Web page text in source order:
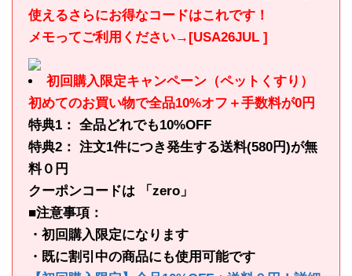
使えるさらにお得なコードはこれです！
メモってご利用ください→[USA26JUL ]
初回購入限定キャンペーン（ペットくすり）
初めてのお買い物で全品10%オフ＋手数料が0円
特典1： 全品どれでも10%OFF
特典2： 注文1件につき発生する送料(580円)が無
料０円
クーポンコードは 「zero」
■注意事項：
・初回購入限定になります
・既に割引中の商品にも使用可能です